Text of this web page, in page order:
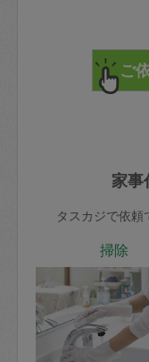
家事
タスカジで依頼
掃除